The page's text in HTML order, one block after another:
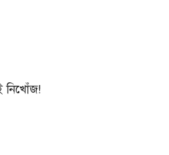
নিখোঁজ!